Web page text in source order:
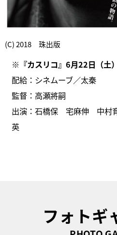
(C) 2018 珠出版
※『カスリコ』6月22日（土
配給：シネムーブ／太秦
監督：高瀬將嗣
出演：石橋保 宅麻伸 中
英
フォトギ